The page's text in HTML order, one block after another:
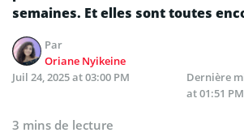
semaines. Et elles sont toutes
Par
Oriane Nyikeine
Juil 24, 2025 at 03:00 PM
Dernière
at 01:51 PM
3 mins de lecture